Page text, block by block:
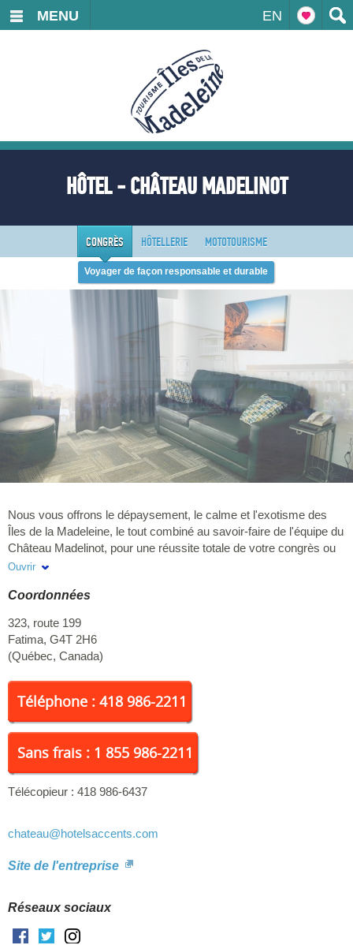
EN
MENU
HÔTEL - CHÂTEAU MADELINOT
CONGRÈS HÔTELLERIE MOTOTOURISME
Voyager de façon responsable et durable
Nous vous offrons le dépaysement, le calme et l'exotisme des
Îles de la Madeleine, le tout combiné au savoir-faire de l'équipe du
Château Madelinot, pour une réussite totale de votre congrès ou
de votre réunion. En plus de son personnel attentif et dévoué, le
tenue d'un tel événement : hébergement (120 chambres),
pour bien mener vos réunions. Si le nombre de participants
dépassait nos capacités, nous pouvons mettre à votre disposition
d'autres salles situées dans un rayon de moins de 5 kilomètres
de l'hôtel. Le Château Madelinot, un synonyme de réussite pour
vos congrès ou réunions d'affaires.
Ouvrir
Coordonnées
323, route 199
Fatima, G4T 2H6
(Québec, Canada)
Téléphone : 418 986-2211
Sans frais : 1 855 986-2211
Télécopieur : 418 986-6437
chateau@hotelsaccents.com
Site de l'entreprise
Réseaux sociaux
Facebook
Twitter